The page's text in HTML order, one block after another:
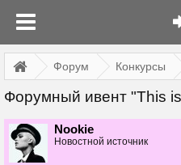
Форум Конкурсы
Форумный ивент "This
Nookie
Новостной источник